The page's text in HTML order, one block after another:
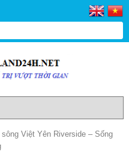
Việt Yên Riverside – Sống